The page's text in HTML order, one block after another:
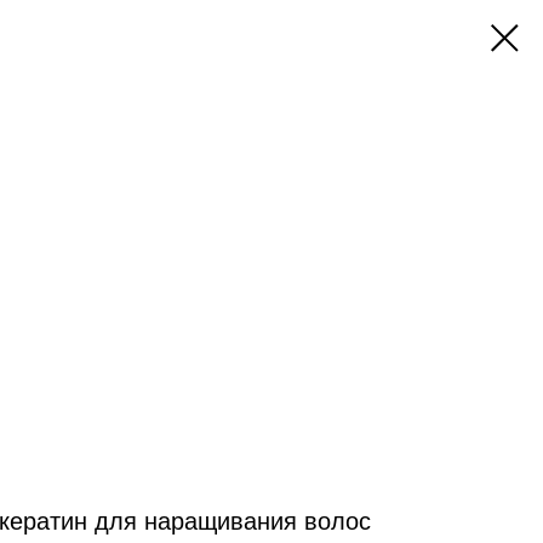
для наращивания волос